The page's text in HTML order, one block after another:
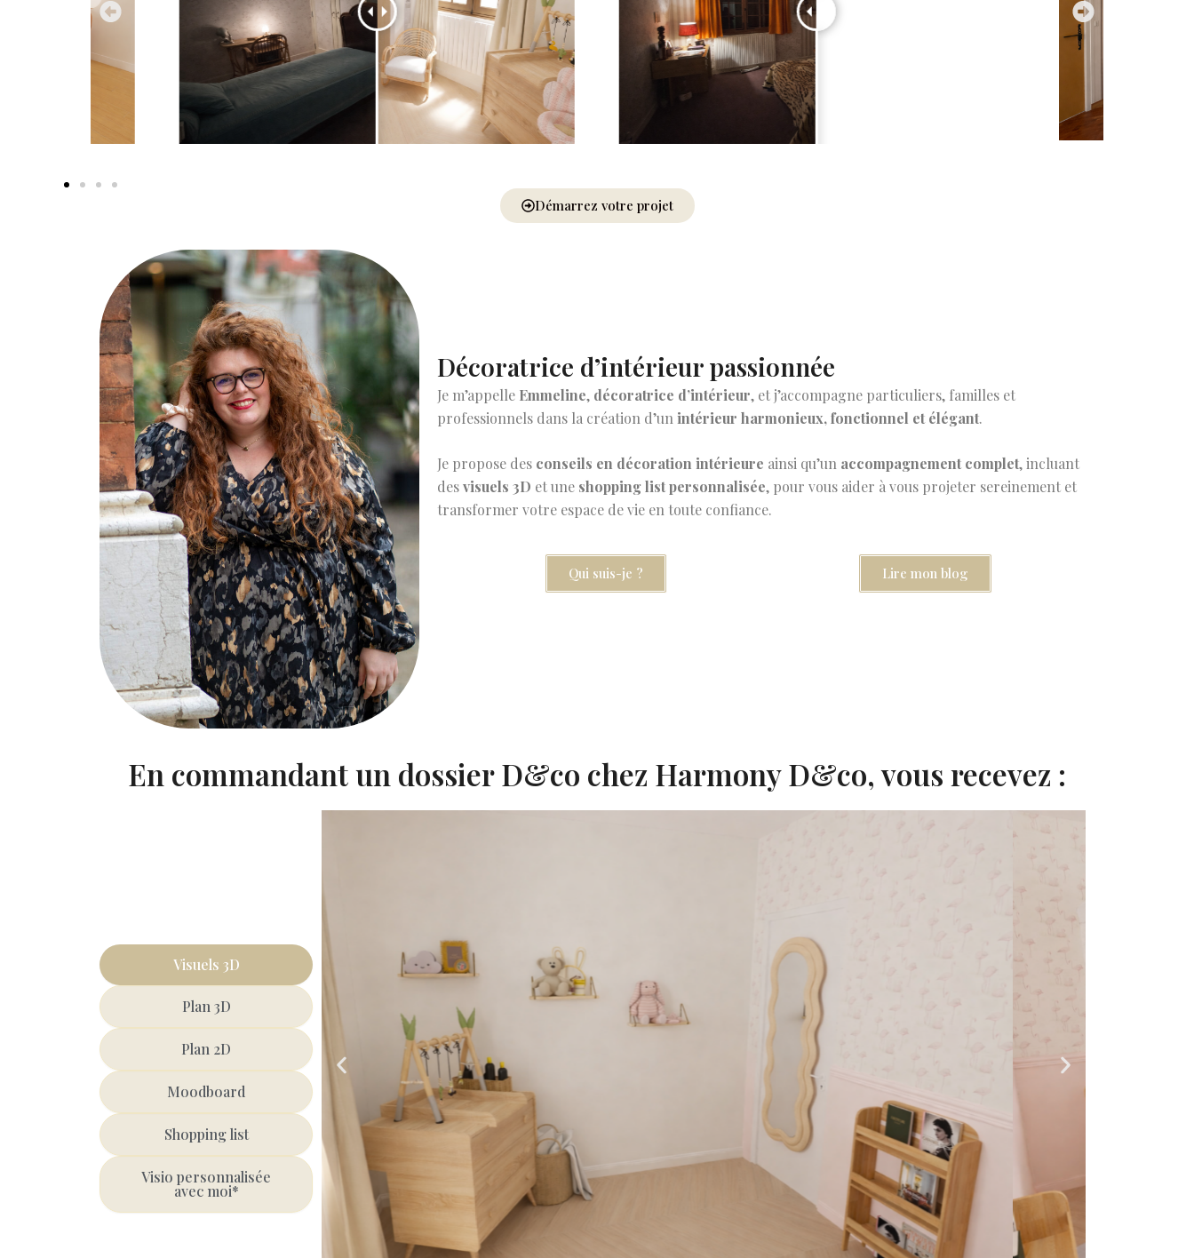
Démarrez votre projet
Décoratrice d’intérieur passionnée
Je m’appelle Emmeline, décoratrice d’intérieur, et j’accompagne particuliers, familles et
professionnels dans la création d’un intérieur harmonieux, fonctionnel et élégant.
Je propose des conseils en décoration intérieure ainsi qu’un accompagnement complet, incluant
desvisuels 3D et une shopping list personnalisée, pour vous aider à vous projeter sereinement et
transformer votre espace de vie en toute confiance.
Qui suis-je ? Lire mon blog
En commandant un dossier D&co chez Harmony D&co, vous recevez :
Visuels 3D
Plan 3D
Plan 2D
Moodboard
Shopping list
Visio personnalisée
avec moi*